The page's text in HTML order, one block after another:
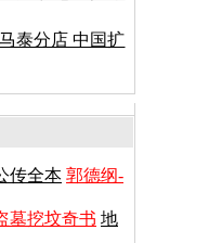
泰分店 中国扩
传全本 郭德纲-
墓挖坟奇书 地